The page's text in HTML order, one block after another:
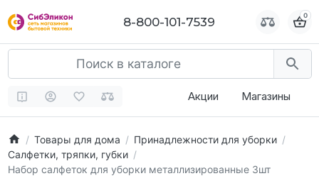
8-800-101-7539 0
Акции Магазины
Товары для дома
Принадлежности для уборки
Салфетки, тряпки, губки
Набор салфеток для уборки металлизированные 3шт
8-800-101-7539 0